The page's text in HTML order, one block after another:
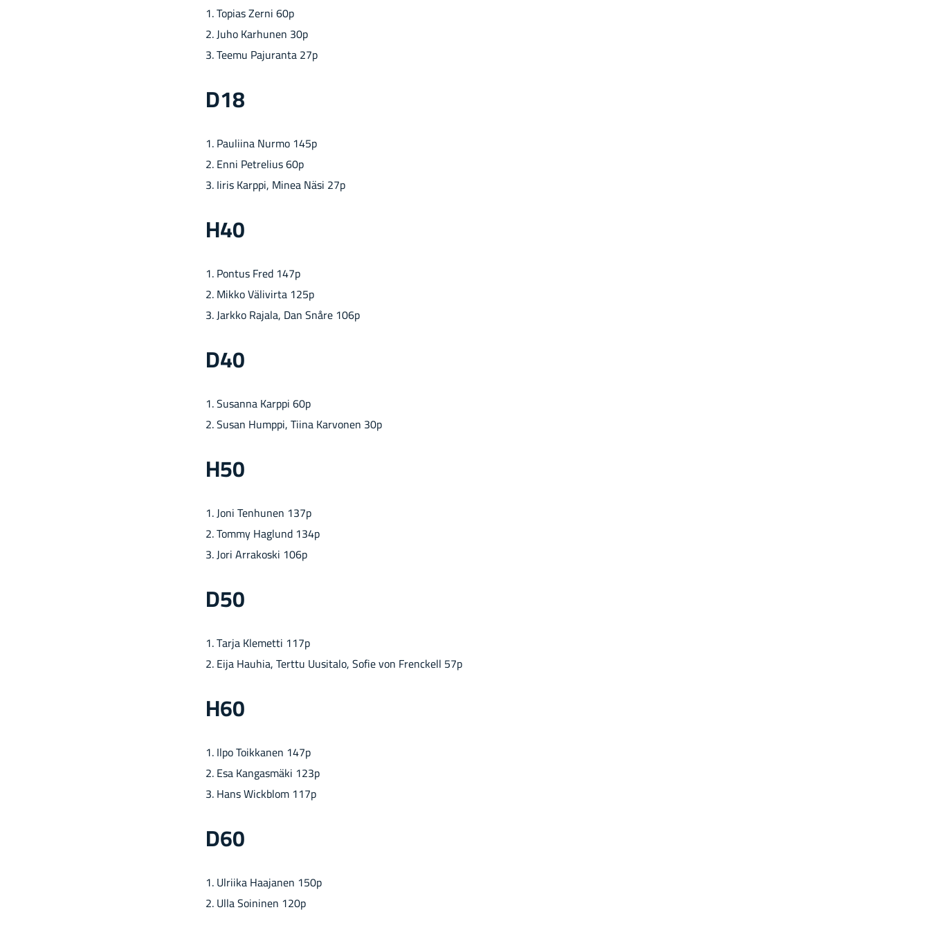
1. To­pias Zerni 60p
2. Juho Kar­hu­nen 30p
3. Teemu Pa­ju­ran­ta 27p
D18
1. Pau­lii­na Nurmo 145p
2. Enni Pet­re­lius 60p
3. Iiris Karp­pi, Minea Näsi 27p
H40
1. Pon­tus Fred 147p
2. Mikko Vä­li­vir­ta 125p
3. Jark­ko Ra­ja­la, Dan Snåre 106p
D40
1. Susan­na Karp­pi 60p
2. Susan Hump­pi, Tiina Kar­vo­nen 30p
H50
1. Joni Ten­hu­nen 137p
2. Tommy Haglund 134p
3. Jori Ar­ra­kos­ki 106p
D50
1. Tarja Kle­met­ti 117p
2. Eija Hau­hia, Tert­tu Uusi­ta­lo, Sofie von Frenc­kell 57p
H60
1. Ilpo Toik­ka­nen 147p
2. Esa Kan­gas­mä­ki 123p
3. Hans Wickblom 117p
D60
1. Ul­rii­ka Haa­ja­nen 150p
2. Ulla Soi­ni­nen 120p